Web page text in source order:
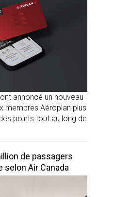
annoncé un nouveau
membres Aéroplan plus
points tout au long de
de passagers
Air Canada